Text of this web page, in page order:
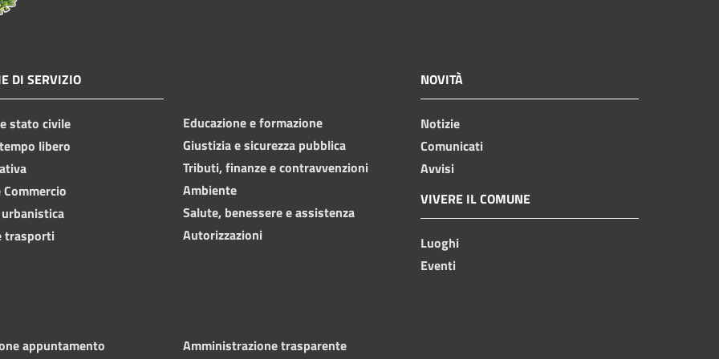
DI SERVIZIO
stato civile
libero
trasporti
Educazione e formazione
Giustizia e sicurezza pubblica
Tributi, finanze e contravvenzioni
Ambiente
Salute, benessere e assistenza
Autorizzazioni
NOVITÀ
Notizie
Comunicati
Avvisi
VIVERE IL COMUNE
Luoghi
Eventi
appuntamento
Amministrazione trasparente